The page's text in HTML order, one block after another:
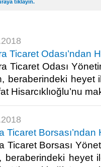
tıklayın.
Ticaret Odası’ndan
Ticaret Odası
beraberindeki heyet
Hisarcıklıoğlu’nu
Ticaret Borsası’ndan
Ticaret Borsası
beraberindeki heyet